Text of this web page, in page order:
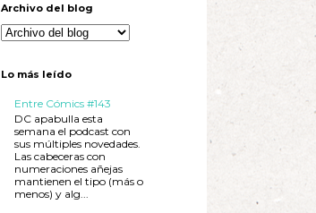
Archivo del blog
Lo más leído
Entre Cómics #143
DC apabulla esta
semana el podcast con
sus múltiples novedades.
Las cabeceras con
numeraciones añejas
mantienen el tipo (más o
menos) y alg...